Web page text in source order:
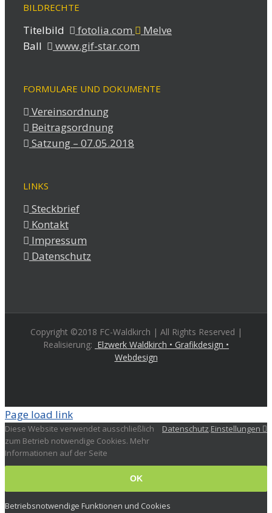
BILDRECHTE
Titelbild fotolia.com
Melve
Ball
www.gif-star.com
FORMULARE UND DOKUMENTE
Vereinsordnung
Beitragsordnung
Satzung – 07.05.2018
LINKS
Steckbrief
Kontakt
Impressum
Datenschutz
Copyright ©2018 FC-Waldkirch | All Rights Reserved |
Realisierung: Elzwerk Waldkirch • Grafikdesign •
Webdesign
Page load link
Diese Website verwendet ausschließlich
zum Betrieb notwendige Cookies. Mehr
Informationen auf der Seite
Datenschutz.Einstellungen
OK
Betriebsnotwendige Funktionen und Cookies